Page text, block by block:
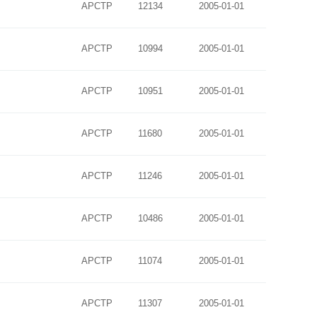
APCTP 12134 2005-01-01
APCTP 10994 2005-01-01
APCTP 10951 2005-01-01
APCTP 11680 2005-01-01
APCTP 11246 2005-01-01
APCTP 10486 2005-01-01
APCTP 11074 2005-01-01
APCTP 11307 2005-01-01